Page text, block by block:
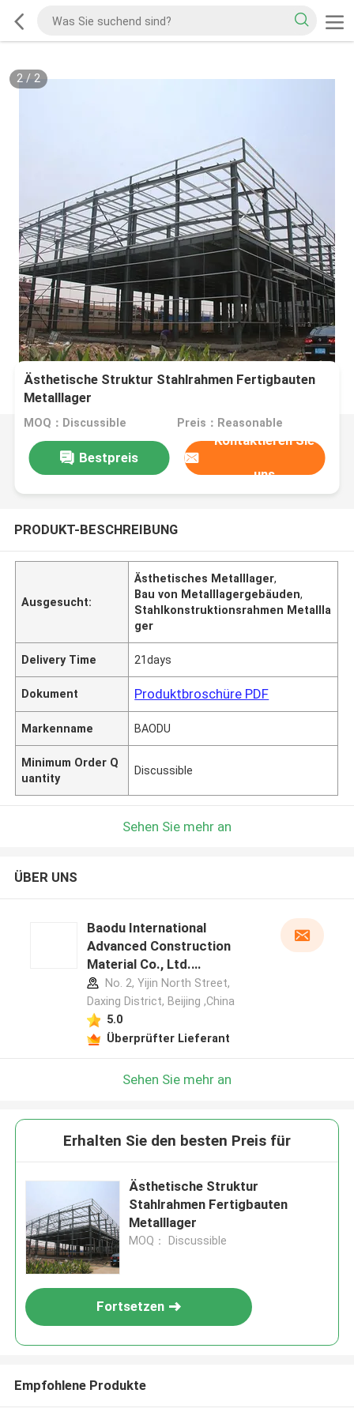
2/ 2
Ästhetische Struktur Stahlrahmen Fertigbauten
Metalllager
MOQ：Discussible Preis：Reasonable
Bestpreis
Kontaktieren Sie
uns
PRODUKT-BESCHREIBUNG
Ausgesucht:
Ästhetisches Metalllager,
Bau von Metalllagergebäuden,
Stahlkonstruktionsrahmen Metallla
ger
Delivery Time 21days
Dokument Produktbroschüre PDF
Markenname BAODU
Minimum Order Q
uantity
Discussible
Sehen Sie mehr an
ÜBER UNS
Baodu International
Advanced Construction
Material Co., Ltd.
Herstellerprofil
No. 2, Yijin North Street,
Daxing District, Beijing ,China
5.0
Überprüfter Lieferant
Sehen Sie mehr an
Erhalten Sie den besten Preis für
Ästhetische Struktur
Stahlrahmen Fertigbauten
Metalllager
MOQ： Discussible
Fortsetzen
Empfohlene Produkte